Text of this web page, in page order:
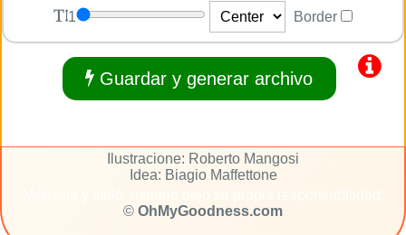
1 Border
Guardar y generar archivo
Ilustracione: Roberto Mangosi
Idea: Biagio Maffettone
© OhMyGoodness.com